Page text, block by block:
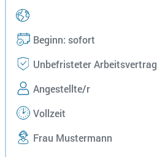
Beginn: sofort
Unbefristeter Arbeitsvertrag
Angestellte/r
Vollzeit
Frau Mustermann